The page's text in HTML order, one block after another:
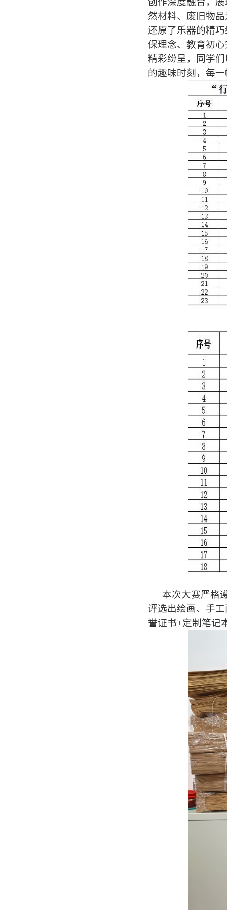
然材料、废旧物
还原了乐器的精
保理念、教育初
精彩纷呈，同学
的趣味时刻，每
本次大赛严格
评选出绘画、手
誉证书+定制笔记